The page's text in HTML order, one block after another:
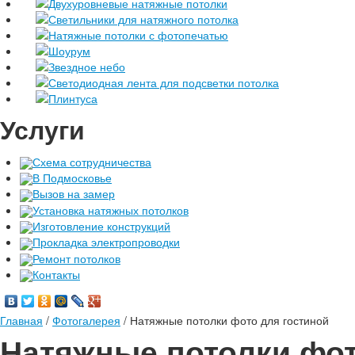
Светильники для натяжного потолка
Натяжные потолки с фотопечатью
Шоурум
Звездное небо
Светодиодная лента для подсветки потолка
Плинтуса
Услуги
Схема сотрудничества
В Подмосковье
Вызов на замер
Установка натяжных потолков
Изготовление конструкций
Прокладка электропроводки
Ремонт потолков
Контакты
Главная / Фотогалерея / Натяжные потолки фото для гостиной